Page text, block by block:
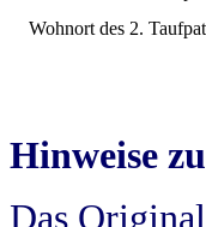
Wohnort des 2.
Hinweise
Das